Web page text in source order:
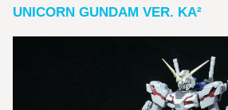
UNICORN GUNDAM VER. KA²